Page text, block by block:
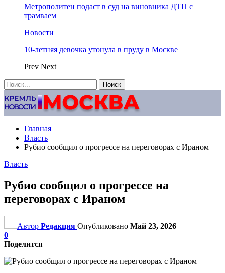
Метрополитен подаст в суд на виновника ДТП с
трамваем
Новости
10-летняя девочка утонула в пруду в Москве
Prev Next
Главная
Власть
Рубио сообщил о прогрессе на переговорах с Ираном
Власть
Рубио сообщил о прогрессе на
переговорах с Ираном
Автор Редакция Опубликовано Май 23, 2026
0
Поделится